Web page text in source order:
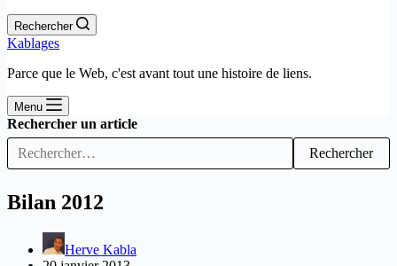
Rechercher
Kablages
Parce que le Web, c'est avant tout une histoire de liens.
Menu
Rechercher un article
Rechercher
Bilan 2012
Herve Kabla